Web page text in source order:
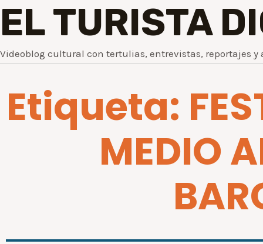
EL TURISTA
Videoblog cultural con tertulias, entrevistas, reportajes y
Etiqueta:
MEDIO